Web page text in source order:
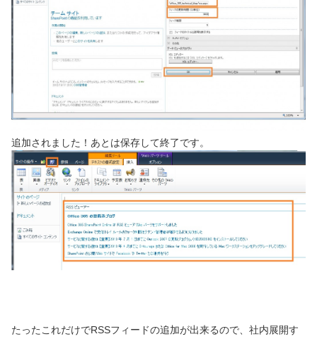
追加されました！あとは保存して終了です。
たったこれだけでRSSフィードの追加が出来るので、社内展開す